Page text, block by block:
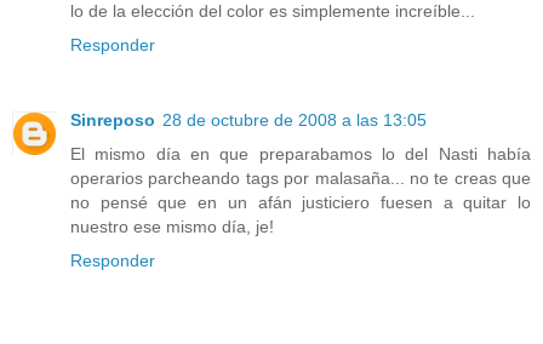
lo de la elección del color es simplemente increíble...
Responder
Sinreposo 28 de octubre de 2008 a las 13:05
El mismo día en que preparabamos lo del Nasti había
operarios parcheando tags por malasaña... no te creas que
no pensé que en un afán justiciero fuesen a quitar lo
nuestro ese mismo día, je!
Responder